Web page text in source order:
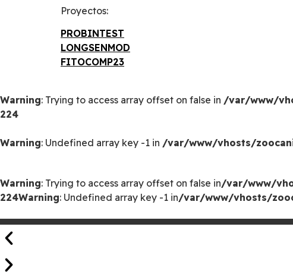
Proyectos:
PROBINTEST
LONGSENMOD
FITOCOMP23
Warning: Trying to access array offset on false in /var/www/
224
Warning: Undefined array key -1 in /var/www/vhosts/
Warning: Trying to access array offset on false in/var/www/
224Warning: Undefined array key -1 in/var/www/vhosts/